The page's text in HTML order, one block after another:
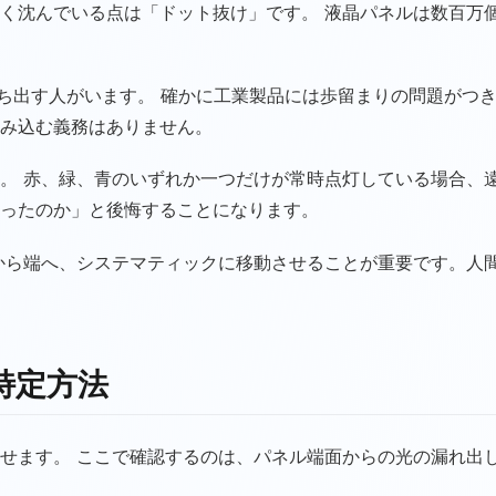
沈んでいる点は「ドット抜け」です。 液晶パネルは数百
す人がいます。 確かに工業製品には歩留まりの問題がつ
込む義務はありません。
赤、緑、青のいずれか一つだけが常時点灯している場合
たのか」と後悔することになります。
端へ、システマティックに移動させることが重要です。
定方法
ます。 ここで確認するのは、パネル端面からの光の漏れ出